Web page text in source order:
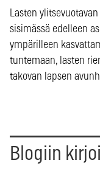
Lasten
sisimässä edelleen
ympärilleen
tuntemaan, lasten
takovan lapsen
Blogiin